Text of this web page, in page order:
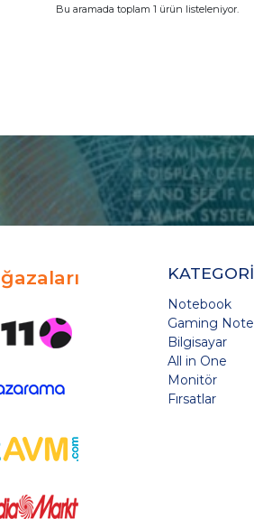
Bu aramada toplam 1 ürün listeleniyor.
Notebook
Gaming
Bilgisayar
All in One
Monitör
Fırsatlar